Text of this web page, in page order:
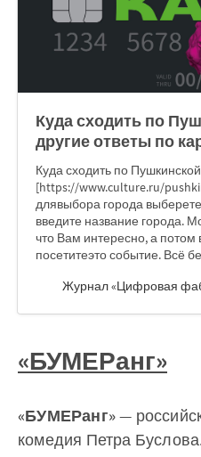
Куда сходить по
другие ответы по
Куда сходить по
[https://www.culture.ru/
длявыбора города
введите название города.
что Вам интересно, а потом
посетитеэто событие. Всё
Журнал «Цифровая
«БУМЕРанг»
«БУМЕРанг»—
комедия Петра